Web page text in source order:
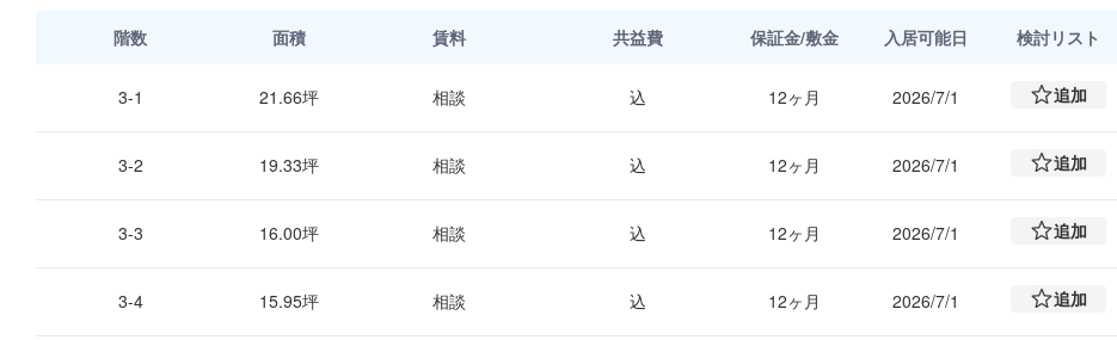
階数 面積 賃料 共益費 保証金/敷金 入居可能日 検討リスト
3-1 21.66坪 相談 込 12ヶ月 2026/7/1 追加
3-2 19.33坪 相談 込 12ヶ月 2026/7/1 追加
3-3 16.00坪 相談 込 12ヶ月 2026/7/1 追加
3-4 15.95坪 相談 込 12ヶ月 2026/7/1 追加